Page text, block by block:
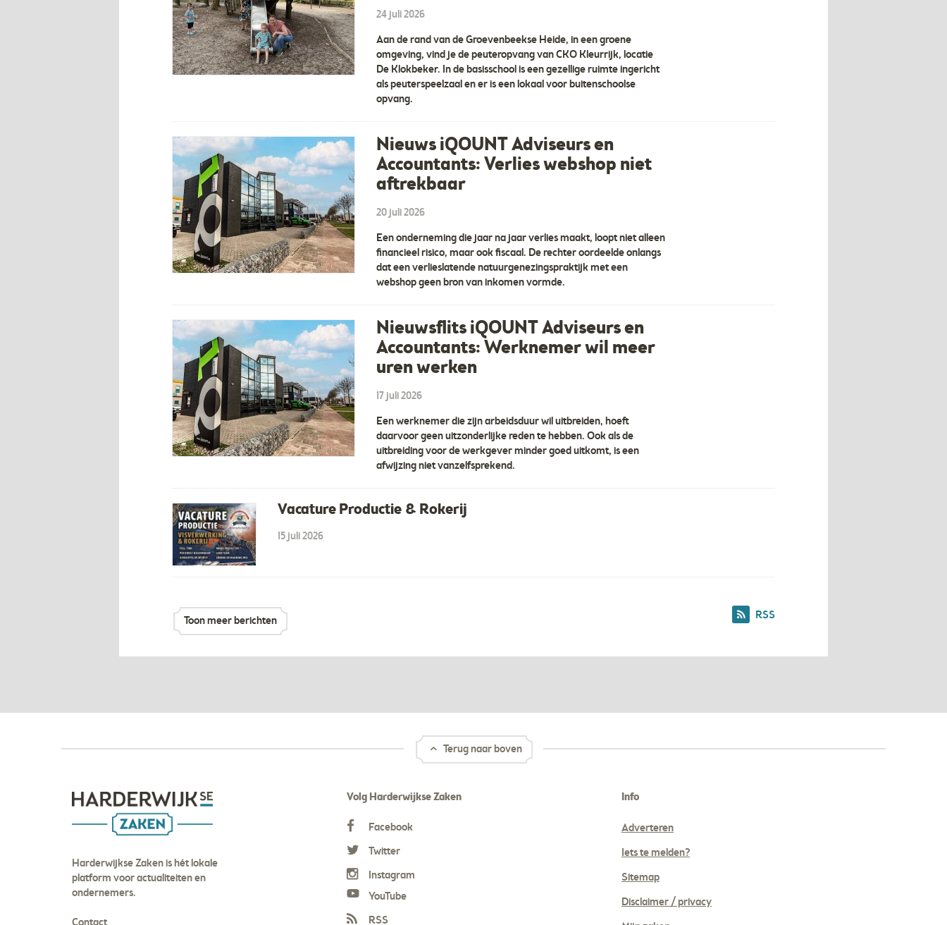
24 juli 2026
Aan de rand van de Groevenbeekse Heide, in een groene
omgeving, vind je de peuteropvang van CKO Kleurrijk, locatie
De Klokbeker. In de basisschool is een gezellige ruimte ingericht
als peuterspeelzaal en er is een lokaal voor buitenschoolse
opvang.
Nieuws iQOUNT Adviseurs en
Accountants: Verlies webshop niet
aftrekbaar
20 juli 2026
Een onderneming die jaar na jaar verlies maakt, loopt niet alleen
financieel risico, maar ook fiscaal. De rechter oordeelde onlangs
dat een verlieslatende natuurgenezingspraktijk met een
webshop geen bron van inkomen vormde.
Nieuwsflits iQOUNT Adviseurs en
Accountants: Werknemer wil meer
uren werken
17 juli 2026
Een werknemer die zijn arbeidsduur wil uitbreiden, hoeft
daarvoor geen uitzonderlijke reden te hebben. Ook als de
uitbreiding voor de werkgever minder goed uitkomt, is een
afwijzing niet vanzelfsprekend.
Vacature Productie & Rokerij
15 juli 2026
Toon meer berichten RSS
Terug naar boven
Harderwijkse Zaken is hét lokale
platform voor actualiteiten en
ondernemers.
Volg Harderwijkse Zaken
Facebook
Twitter
Instagram
YouTube
RSS
Info
Adverteren
Iets te melden?
Sitemap
Disclaimer / privacy